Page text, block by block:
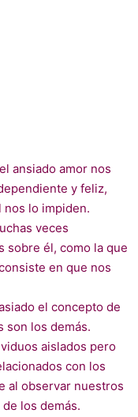
ansiado amor nos
y feliz,
nos lo impiden.
veces
sobre él, como la que
en que nos
el concepto de
son los demás.
aislados pero
con los
al observar nuestros
los demás.